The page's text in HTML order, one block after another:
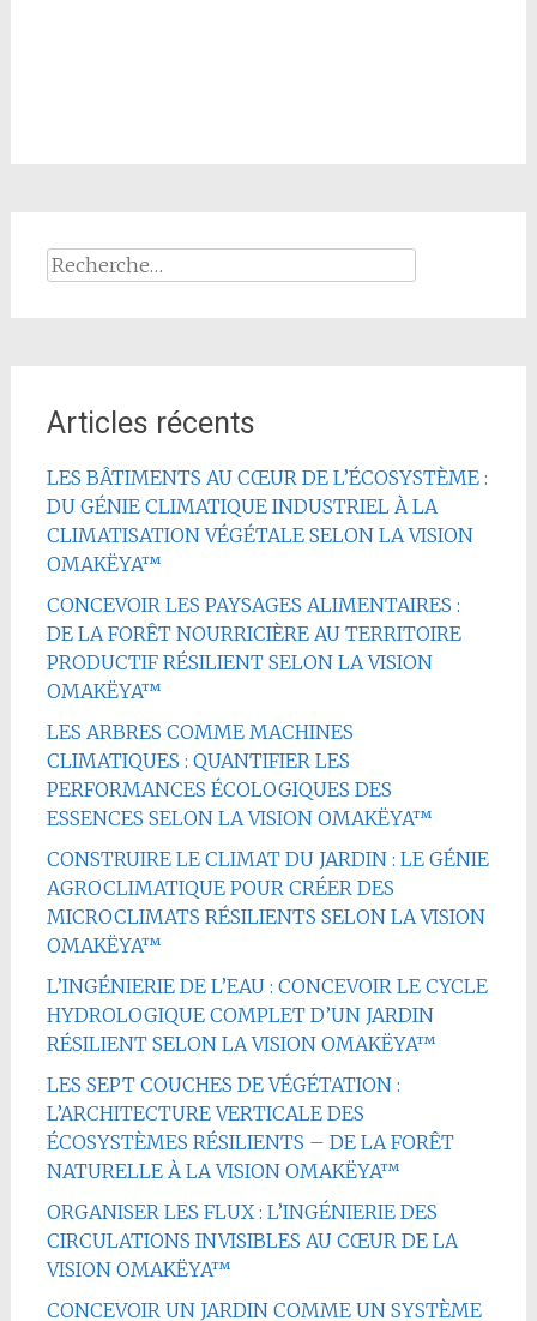
Rechercher :
Articles récents
LES BÂTIMENTS AU CŒUR DE L’ÉCOSYSTÈME :
DU GÉNIE CLIMATIQUE INDUSTRIEL À LA
CLIMATISATION VÉGÉTALE SELON LA VISION
OMAKËYA™
CONCEVOIR LES PAYSAGES ALIMENTAIRES :
DE LA FORÊT NOURRICIÈRE AU TERRITOIRE
PRODUCTIF RÉSILIENT SELON LA VISION
OMAKËYA™
LES ARBRES COMME MACHINES
CLIMATIQUES : QUANTIFIER LES
PERFORMANCES ÉCOLOGIQUES DES
ESSENCES SELON LA VISION OMAKËYA™
CONSTRUIRE LE CLIMAT DU JARDIN : LE GÉNIE
AGROCLIMATIQUE POUR CRÉER DES
MICROCLIMATS RÉSILIENTS SELON LA VISION
OMAKËYA™
L’INGÉNIERIE DE L’EAU : CONCEVOIR LE CYCLE
HYDROLOGIQUE COMPLET D’UN JARDIN
RÉSILIENT SELON LA VISION OMAKËYA™
LES SEPT COUCHES DE VÉGÉTATION :
L’ARCHITECTURE VERTICALE DES
ÉCOSYSTÈMES RÉSILIENTS – DE LA FORÊT
NATURELLE À LA VISION OMAKËYA™
ORGANISER LES FLUX : L’INGÉNIERIE DES
CIRCULATIONS INVISIBLES AU CŒUR DE LA
VISION OMAKËYA™
CONCEVOIR UN JARDIN COMME UN SYSTÈME